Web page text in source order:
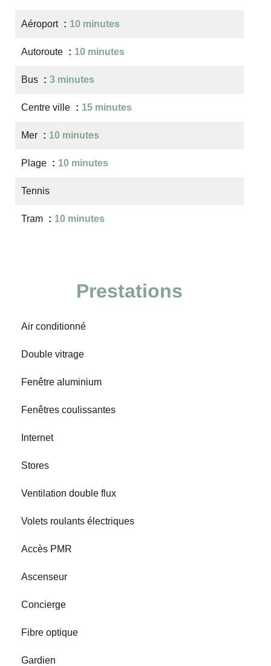
Aéroport 10 minutes
Autoroute 10 minutes
Bus 3 minutes
Centre ville 15 minutes
Mer 10 minutes
Plage 10 minutes
Tennis
Tram 10 minutes
Prestations
Air conditionné
Double vitrage
Fenêtre aluminium
Fenêtres coulissantes
Internet
Stores
Ventilation double flux
Volets roulants électriques
Accès PMR
Ascenseur
Concierge
Fibre optique
Gardien